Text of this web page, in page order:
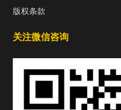
版权条款
关注微信咨询